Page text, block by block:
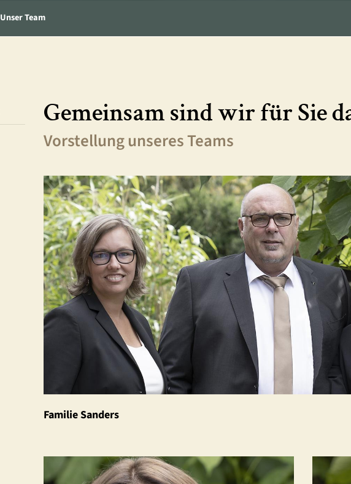
Unser Team
Gemeinsam sind wir für Sie
Vorstellung unseres Teams
Familie Sanders